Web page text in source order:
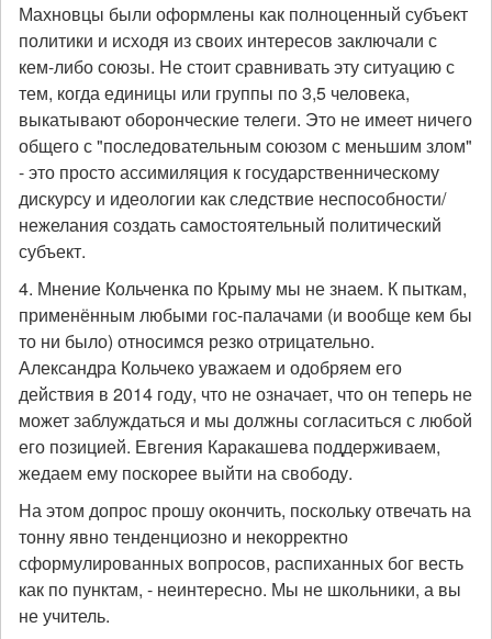
Махновцы были оформлены как полноценный субъект
политики и исходя из своих интересов заключали с
кем-либо союзы. Не стоит сравнивать эту ситуацию с
тем, когда единицы или группы по 3,5 человека,
выкатывают оборонческие телеги. Это не имеет ничего
общего с "последовательным союзом с меньшим злом"
- это просто ассимиляция к государственническому
дискурсу и идеологии как следствие неспособности/
нежелания создать самостоятельный политический
субъект.
4. Мнение Кольченка по Крыму мы не знаем. К пыткам,
применённым любыми гос-палачами (и вообще кем бы
то ни было) относимся резко отрицательно.
Александра Кольчеко уважаем и одобряем его
действия в 2014 году, что не означает, что он теперь не
может заблуждаться и мы должны согласиться с любой
его позицией. Евгения Каракашева поддерживаем,
жедаем ему поскорее выйти на свободу.
На этом допрос прошу окончить, поскольку отвечать на
тонну явно тенденциозно и некорректно
сформулированных вопросов, распиханных бог весть
как по пунктам, - неинтересно. Мы не школьники, а вы
не учитель.